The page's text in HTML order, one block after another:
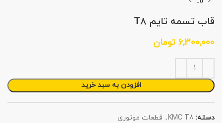
قاب تسمه تایم T8
6,300,000 تومان
افزودن به سبد خرید
دسته: KMC T8
, قطعات موتوری